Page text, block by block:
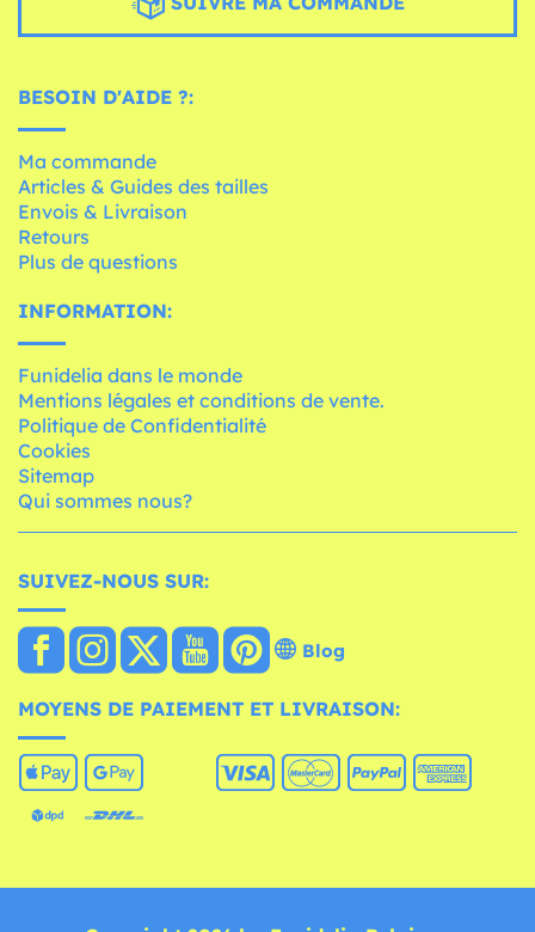
BESOIN D'AIDE ?:
Ma commande
Articles & Guides des tailles
Envois & Livraison
Retours
Plus de questions
INFORMATION:
Funidelia dans le monde
Mentions légales et conditions de vente.
Politique de Confidentialité
Cookies
Sitemap
Qui sommes nous?
SUIVEZ-NOUS SUR:
Blog
MOYENS DE PAIEMENT ET LIVRAISON: